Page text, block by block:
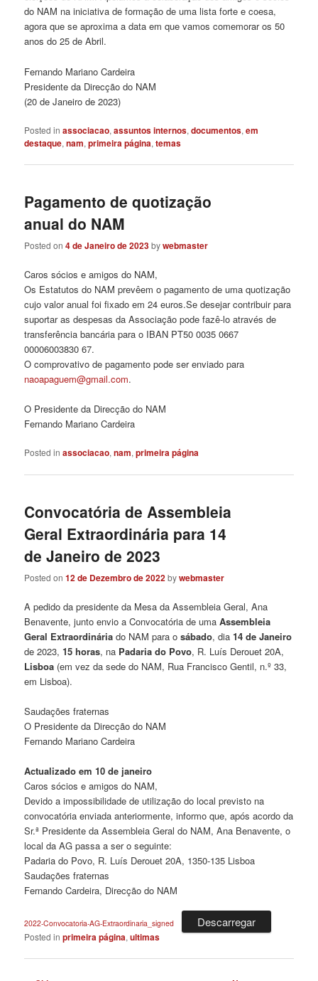
do NAM na iniciativa de formação de uma lista forte e coesa,
agora que se aproxima a data em que vamos comemorar os 50
anos do 25 de Abril.
Fernando Mariano Cardeira
Presidente da Direcção do NAM
(20 de Janeiro de 2023)
Posted in associacao,assuntos internos,documentos,em
destaque,nam,primeira página,temas
Pagamento de quotização
anual do NAM
Posted on4 de Janeiro de 2023bywebmaster
Caros sócios e amigos do NAM,
Os Estatutos do NAM prevêem o pagamento de uma quotização
cujo valor anual foi fixado em 24 euros.Se desejar contribuir para
suportar as despesas da Associação pode fazê-lo através de
transferência bancária para o IBAN PT50 0035 0667
00006003830 67.
O comprovativo de pagamento pode ser enviado para
moc.liamg
@meugapaoan .
O Presidente da Direcção do NAM
Fernando Mariano Cardeira
Posted in associacao,nam,primeira página
Convocatória de Assembleia
Geral Extraordinária para 14
de Janeiro de 2023
Posted on12 de Dezembro de 2022bywebmaster
A pedido da presidente da Mesa da Assembleia Geral, Ana
Benavente, junto envio a Convocatória de umaAssembleia
Geral Extraordinária do NAM para osábado, dia14 de Janeiro
de 2023,15 horas, na Padaria do Povo, R. Luís Derouet 20A,
Lisboa (em vez da sede do NAM, Rua Francisco Gentil, n.º 33,
em Lisboa).
Saudações fraternas
O Presidente da Direcção do NAM
Fernando Mariano Cardeira
Actualizado em 10 de janeiro
Caros sócios e amigos do NAM,
Devido a impossibilidade de utilização do local previsto na
convocatória enviada anteriormente, informo que, após acordo da
Sr.ª Presidente da Assembleia Geral do NAM, Ana Benavente, o
local da AG passa a ser o seguinte:
Padaria do Povo, R. Luís Derouet 20A, 1350-135 Lisboa
Saudações fraternas
Fernando Cardeira, Direcção do NAM
2022-Convocatoria-AG-Extraordinaria_signed Descarregar
Posted in primeira página,ultimas